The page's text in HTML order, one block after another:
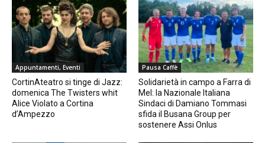
Appuntamenti, Eventi
CortinAteatro si tinge di Jazz:
domenica The Twisters whit
Alice Violato a Cortina
d’Ampezzo
Pausa Caffè
Solidarietà in campo a Farra di
Mel: la Nazionale Italiana
Sindaci di Damiano Tommasi
sfida il Busana Group per
sostenere Assi Onlus